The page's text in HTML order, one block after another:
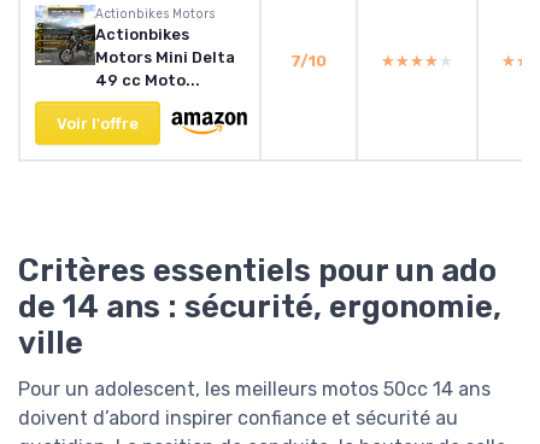
‎Actionbikes Motors
Actionbikes
Motors Mini Delta
49 cc Moto...
Voir l'offre
7/10 ★★★★★
★★★★★
Critères essentiels pour un ado
de 14 ans : sécurité, ergonomie,
ville
Pour un adolescent, les meilleurs motos 50cc 14 ans
doivent d’abord inspirer confiance et sécurité au